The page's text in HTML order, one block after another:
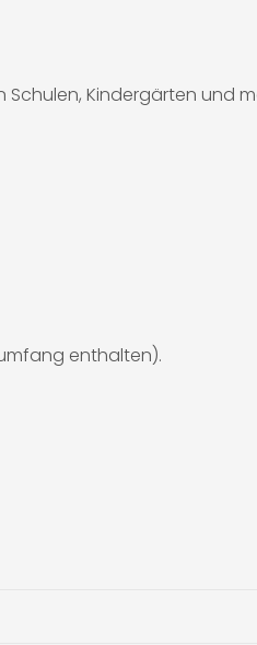
Schulen, Kindergärten und
enthalten).